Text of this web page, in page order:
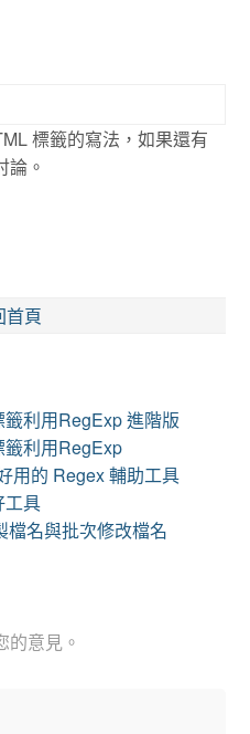
標籤的寫法，如果還有
論。
首頁
利用RegExp 進階版
利用RegExp
用的 Regex 輔助工具
工具
檔名與批次修改檔名
的意見。